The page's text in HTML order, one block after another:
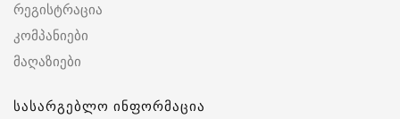
რეგისტრაცია
კომპანიები
მაღაზიები
სასარგებლო ინფორმაცია